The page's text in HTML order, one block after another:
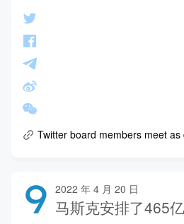
Twitter board members meet
9 2022 年 4 月 20 日
马斯克安排了465